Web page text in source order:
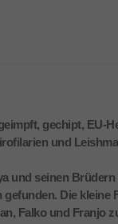
gechipt, EU-
und
und seinen
Die
Falko und Franjo